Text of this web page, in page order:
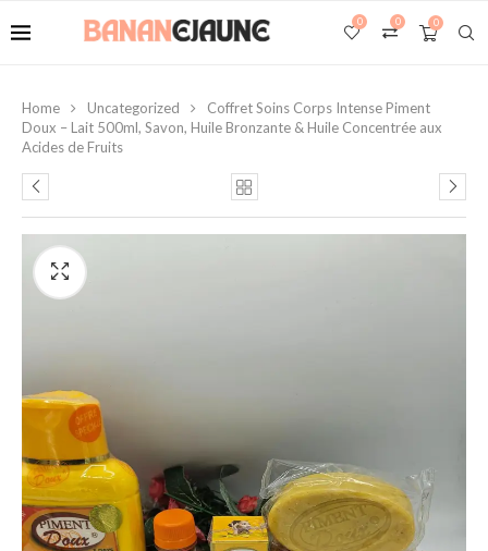
0
0
0
Home Uncategorized
Coffret Soins Corps Intense Piment
Doux – Lait 500ml, Savon, Huile Bronzante & Huile Concentrée aux
Acides de Fruits